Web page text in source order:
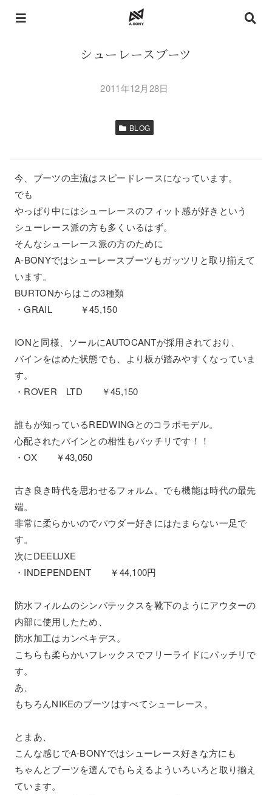
シューレースブーツ
2011年12月28日
BLOG
今、ブーツの主流はスピードレースになっています。
でも
やっぱり中にはシューレースのフィット感が好きという
シューレース派の方も多くいるはず。
そんなシューレース派の方のために
A-BONYではシューレースブーツもガッツリと取り揃えて
います。
BURTONからはこの3種類
・GRAIL ￥45,150
IONと同様、ソールにAUTOCANTが採用されており、
バインをはめた状態でも、より板が踏みやすくなっていま
す。
・ROVER LTD ￥45,150
誰もが知っているREDWINGとのコラボモデル。
心配されたバインとの相性もバッチリです！！
・OX ￥43,050
古き良き時代を思わせるフォルム。でも機能は時代の最先
端。
非常に柔らかいのでパウダー好きにはたまらない一足で
す。
次にDEELUXE
・INDEPENDENT ￥44,100円
防水フィルムのシンパテックスを靴下のようにアウターの
内部に使用したため、
防水加工はカンペキデス。
こちらも柔らかいフレックスでフリーライドにバッチリで
す。
あ、
もちろんNIKEのブーツはすべてシューレース。
とまあ、
こんな感じでA-BONYではシューレース好きな方にも
ちゃんとブーツを選んでもらえるよういろいろと取り揃え
ています。